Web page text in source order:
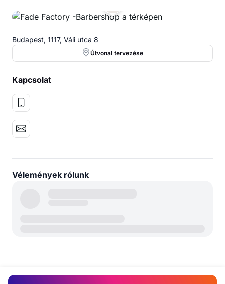
Budapest, 1117, Váli utca 8
Útvonal tervezése
Kapcsolat
Vélemények rólunk